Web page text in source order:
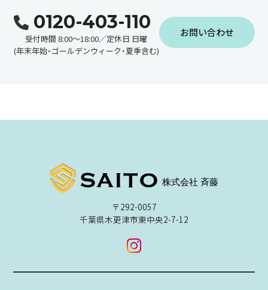
0120-403-110
受付時間 8:00～18:00／定休日 日曜
(年末年始・ゴールデンウィーク・夏季含む)
お問い合わせ
〒292-0057
千葉県木更津市東中央2-7-12